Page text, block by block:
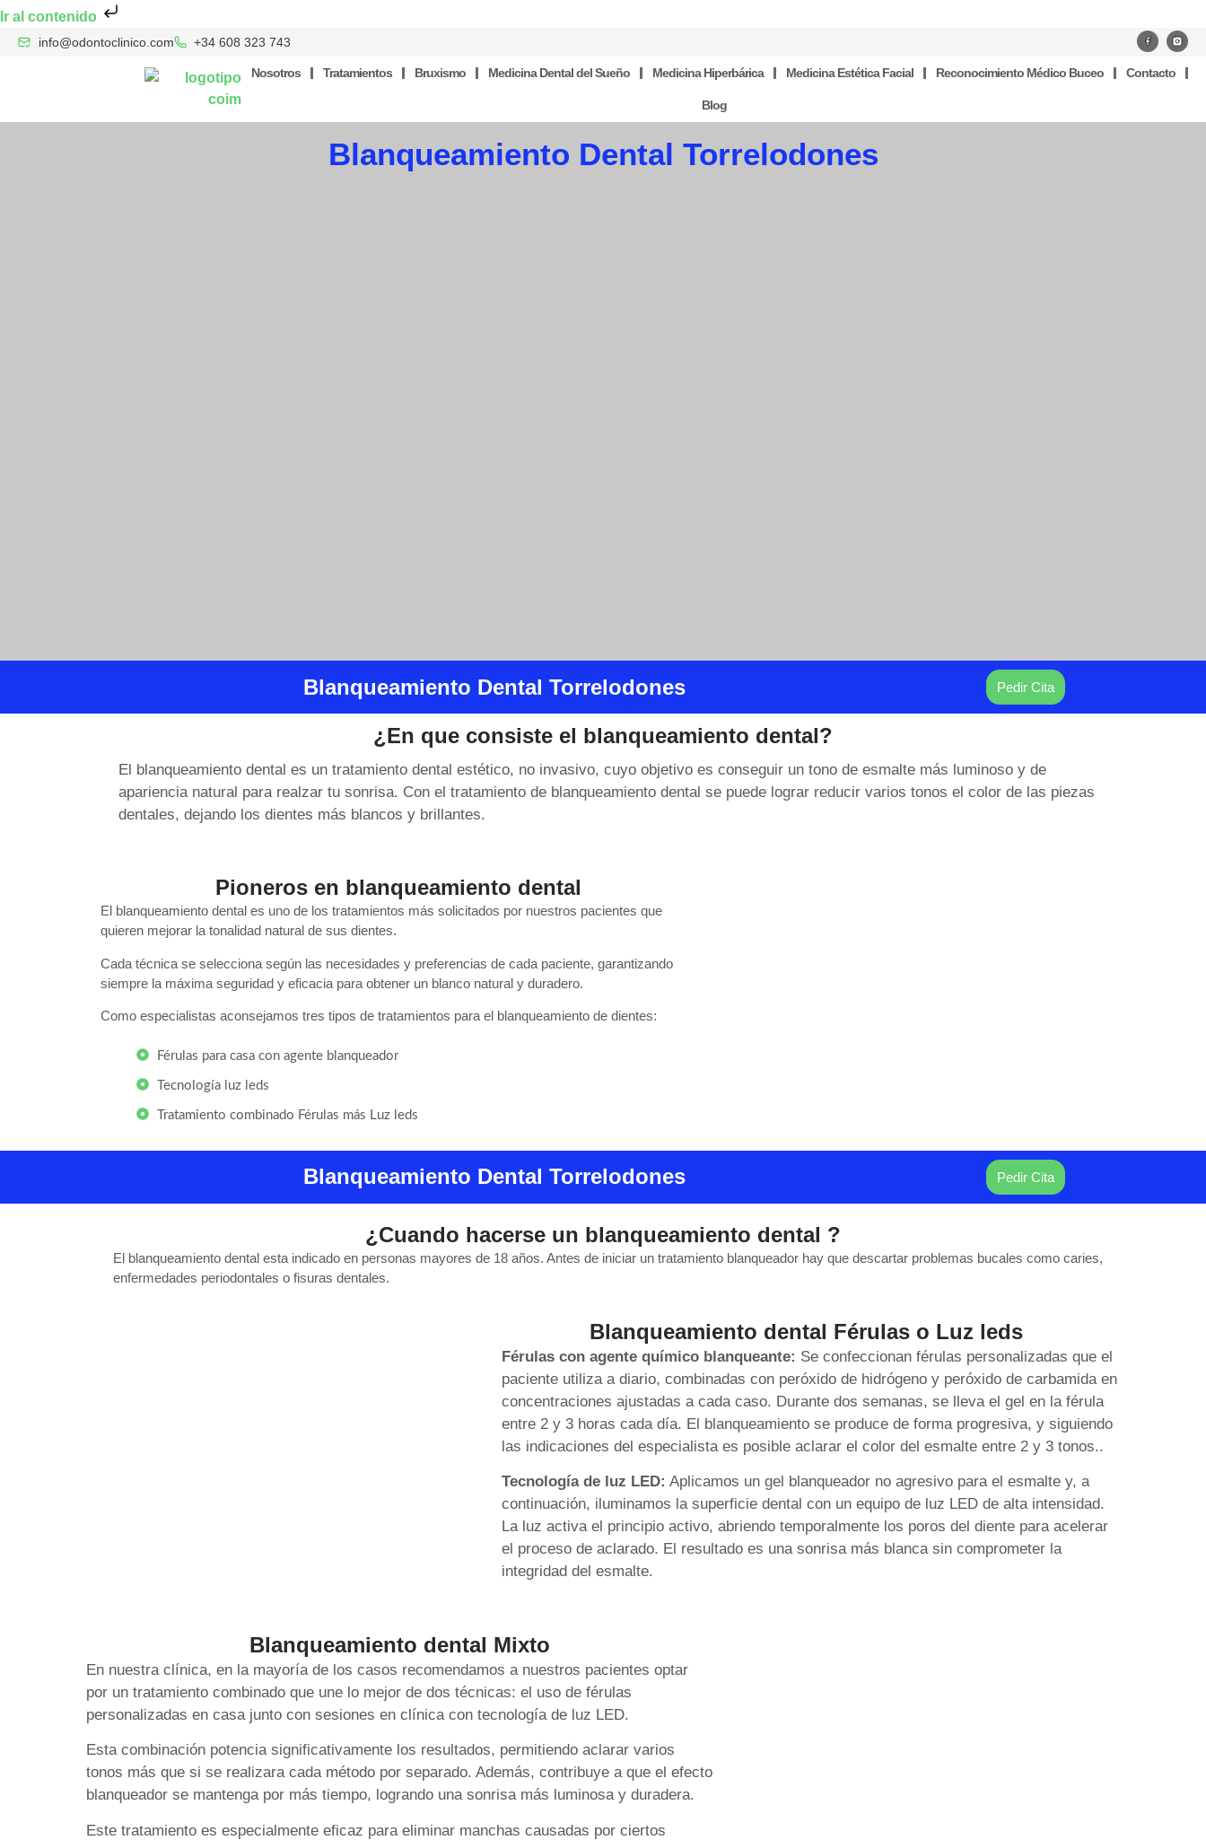
Ir al contenido
info@odontoclinico.com +34 608 323 743
Nosotros Tratamientos Bruxismo Medicina Dental del Sueño Medicina Hiperbárica Medicina Estética Facial Reconocimiento Médico Buceo Contacto
Blog
Blanqueamiento Dental Torrelodones
Blanqueamiento Dental Torrelodones Pedir Cita
¿En que consiste el blanqueamiento dental?
El blanqueamiento dental es un tratamiento dental estético, no invasivo, cuyo objetivo es conseguir un tono de esmalte más luminoso y de
apariencia natural para realzar tu sonrisa. Con el tratamiento de blanqueamiento dental se puede lograr reducir varios tonos el color de las piezas
dentales, dejando los dientes más blancos y brillantes.
Pioneros en blanqueamiento dental
El blanqueamiento dental es uno de los tratamientos más solicitados por nuestros pacientes que
quieren mejorar la tonalidad natural de sus dientes.
Cada técnica se selecciona según las necesidades y preferencias de cada paciente, garantizando
siempre la máxima seguridad y eficacia para obtener un blanco natural y duradero.
Como especialistas aconsejamos tres tipos de tratamientos para el blanqueamiento de dientes:
Férulas para casa con agente blanqueador
Tecnología luz leds
Tratamiento combinado Férulas más Luz leds
Blanqueamiento Dental Torrelodones Pedir Cita
¿Cuando hacerse un blanqueamiento dental ?
El blanqueamiento dental esta indicado en personas mayores de 18 años. Antes de iniciar un tratamiento blanqueador hay que descartar problemas bucales como caries,
enfermedades periodontales o fisuras dentales.
Blanqueamiento dental Férulas o Luz leds
Férulas con agente químico blanqueante: Se confeccionan férulas personalizadas que el
paciente utiliza a diario, combinadas con peróxido de hidrógeno y peróxido de carbamida en
concentraciones ajustadas a cada caso. Durante dos semanas, se lleva el gel en la férula
entre 2 y 3 horas cada día. El blanqueamiento se produce de forma progresiva, y siguiendo
las indicaciones del especialista es posible aclarar el color del esmalte entre 2 y 3 tonos..
Tecnología de luz LED: Aplicamos un gel blanqueador no agresivo para el esmalte y, a
continuación, iluminamos la superficie dental con un equipo de luz LED de alta intensidad.
La luz activa el principio activo, abriendo temporalmente los poros del diente para acelerar
el proceso de aclarado. El resultado es una sonrisa más blanca sin comprometer la
integridad del esmalte.
Blanqueamiento dental Mixto
En nuestra clínica, en la mayoría de los casos recomendamos a nuestros pacientes optar
por un tratamiento combinado que une lo mejor de dos técnicas: el uso de férulas
personalizadas en casa junto con sesiones en clínica con tecnología de luz LED.
Esta combinación potencia significativamente los resultados, permitiendo aclarar varios
tonos más que si se realizara cada método por separado. Además, contribuye a que el efecto
blanqueador se mantenga por más tiempo, logrando una sonrisa más luminosa y duradera.
Este tratamiento es especialmente eficaz para eliminar manchas causadas por ciertos